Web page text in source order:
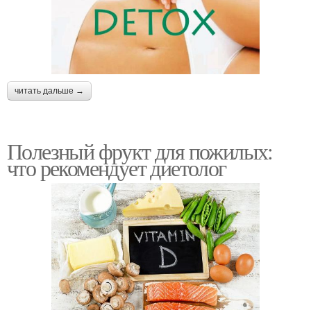
читать дальше →
Полезный фрукт для пожилых:
что рекомендует диетолог